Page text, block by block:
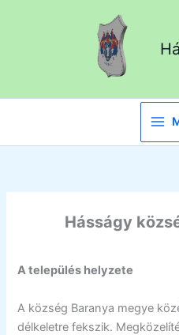
Hásságy közs
A település helyzete
A község Baranya megye
délkeletre fekszik.